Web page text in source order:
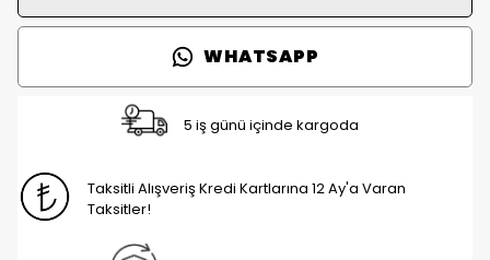
WHATSAPP
5 iş günü içinde kargoda
Taksitli Alışveriş Kredi Kartlarına 12 Ay'a Varan
Taksitler!